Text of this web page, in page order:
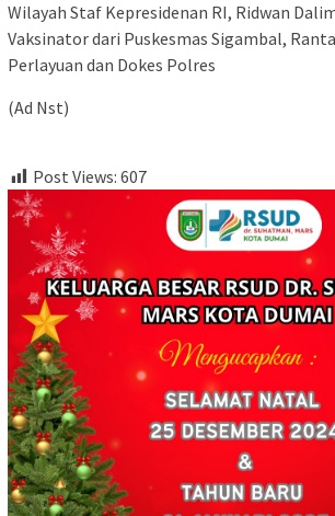
Wilayah Staf Kepresidenan RI, Ridwan
Vaksinator dari Puskesmas Sigambal,
Perlayuan dan Dokes Polres
(Ad Nst)
Post Views: 607